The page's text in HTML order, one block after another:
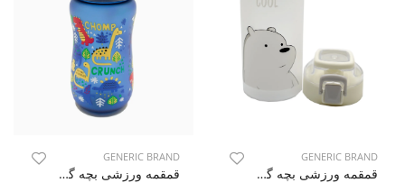
GENERIC BRAND
قمقمه ورزشی بچه گانه بدون برند Bears C
GENERIC BRAND
قمقمه ورزشی بچه گانه بدون برند Animal Sip C